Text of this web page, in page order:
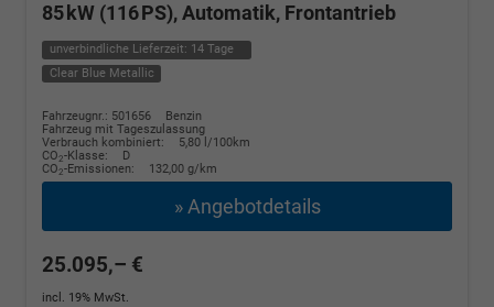
85 kW (116 PS), Automatik, Frontantrieb
unverbindliche Lieferzeit: 14 Tage
Clear Blue Metallic
Fahrzeugnr.: 501656
Benzin
Fahrzeug mit Tageszulassung
Verbrauch kombiniert:
5,80 l/100km
CO2-Klasse:
D
CO2-Emissionen: 132,00 g/km
» Angebotdetails
25.095,– €
incl. 19% MwSt.